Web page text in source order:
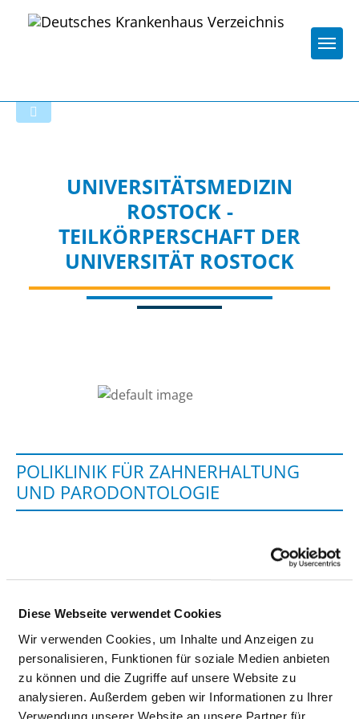
Diese Webseite verwendet Cookies
Wir verwenden Cookies, um Inhalte und Anzeigen zu
personalisieren, Funktionen für soziale Medien anbieten
zu können und die Zugriffe auf unsere Website zu
analysieren. Außerdem geben wir Informationen zu Ihrer
Verwendung unserer Website an unsere Partner für
UNIVERSITÄTSMEDIZIN
ROSTOCK -
TEILKÖRPERSCHAFT DER
UNIVERSITÄT ROSTOCK
POLIKLINIK FÜR ZAHNERHALTUNG
UND PARODONTOLOGIE
Fax: 0381-494-6509
Mail:
ed.kcotsor-inu.dem@gnutlahrenhaz
Anfahrt
https://zahnerhaltung.med.uni-rostock.de